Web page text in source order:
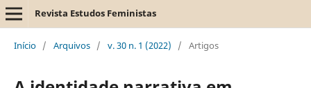
Revista Estudos Feministas
Início / Arquivos / v. 30 n. 1 (2022) / Artigos